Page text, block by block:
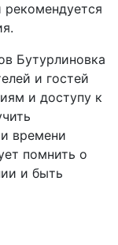
Бутурлиновка
и гостей
и доступу к
времени
помнить о
и быть